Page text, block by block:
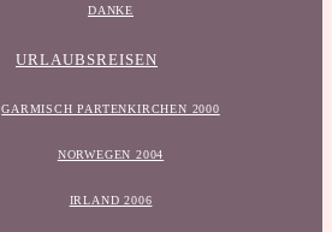
DANKE
URLAUBSREISEN
GARMISCH PARTENKIRCHEN 2000
NORWEGEN 2004
IRLAND 2006